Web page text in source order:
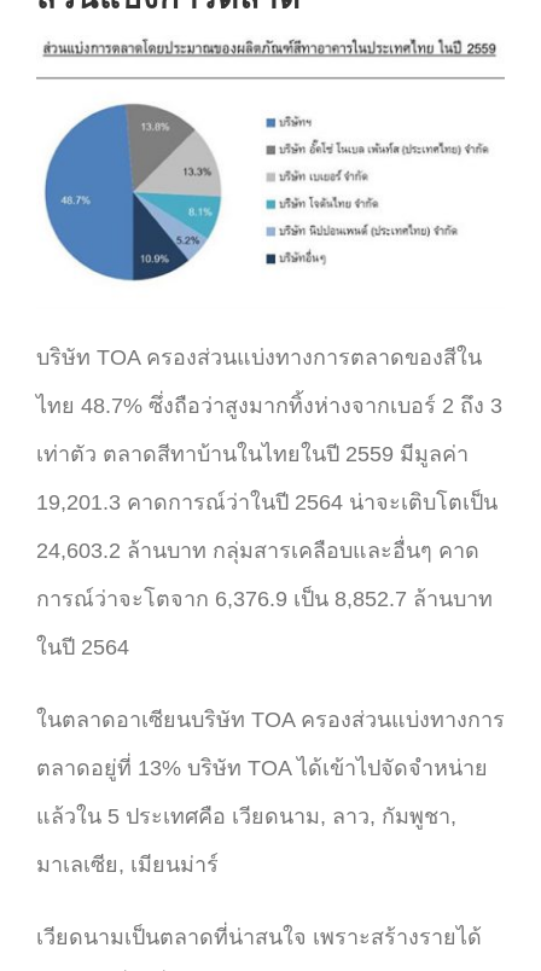
บริษัท TOA ครองส่วนแบ่งทางการตลาดของสีใน
ไทย 48.7% ซึ่งถือว่าสูงมากทิ้งห่างจากเบอร์ 2 ถึง 3
เท่าตัว ตลาดสีทาบ้านในไทยในปี 2559 มีมูลค่า
19,201.3 คาดการณ์ว่าในปี 2564 น่าจะเติบโตเป็น
24,603.2 ล้านบาท กลุ่มสารเคลือบและอื่นๆ คาด
การณ์ว่าจะโตจาก 6,376.9 เป็น 8,852.7 ล้านบาท
ในปี 2564
ในตลาดอาเซียนบริษัท TOA ครองส่วนแบ่งทางการ
ตลาดอยู่ที่ 13% บริษัท TOA ได้เข้าไปจัดจำหน่าย
แล้วใน 5 ประเทศคือ เวียดนาม, ลาว, กัมพูชา,
มาเลเซีย, เมียนม่าร์
เวียดนามเป็นตลาดที่น่าสนใจ เพราะสร้างรายได้